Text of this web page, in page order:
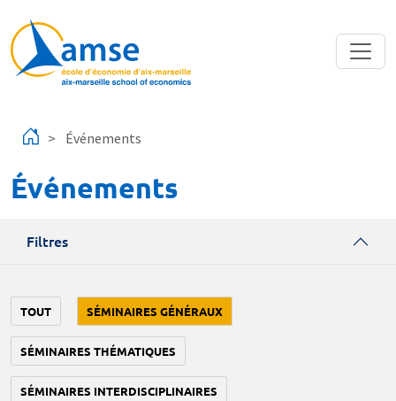
Événements
Événements
Filtres
TOUT SÉMINAIRES GÉNÉRAUX
SÉMINAIRES THÉMATIQUES
SÉMINAIRES INTERDISCIPLINAIRES